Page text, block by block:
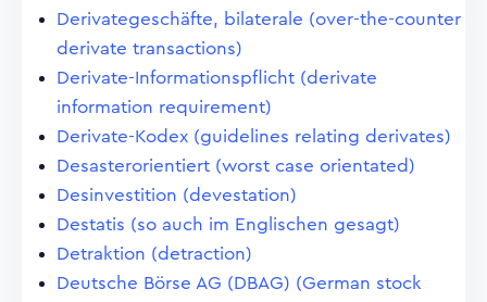
Derivategeschäfte, bilaterale (over-the-counter
derivate transactions)
Derivate-Informationspflicht (derivate
information requirement)
Derivate-Kodex (guidelines relating derivates)
Desasterorientiert (worst case orientated)
Desinvestition (devestation)
Destatis (so auch im Englischen gesagt)
Detraktion (detraction)
Deutsche Börse AG (DBAG) (German stock